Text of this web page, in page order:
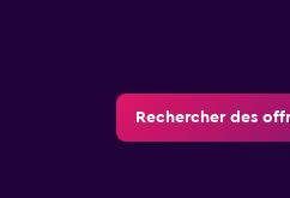
Rechercher des